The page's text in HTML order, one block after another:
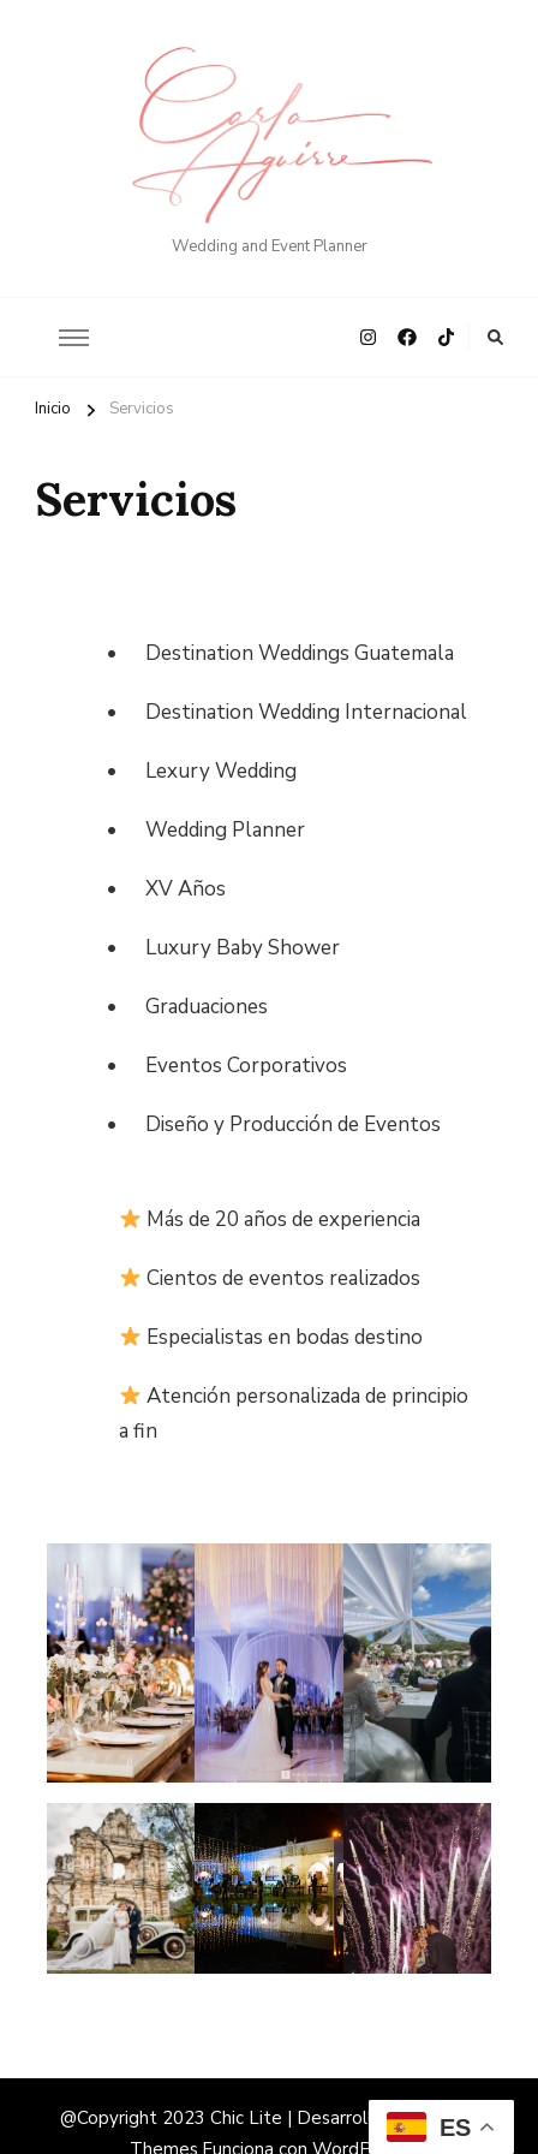
Wedding and Event Planner
Inicio Servicios
Servicios
• Destination Weddings Guatemala
• Destination Wedding Internacional
• Lexury Wedding
• Wedding Planner
• XV Años
• Luxury Baby Shower
• Graduaciones
• Eventos Corporativos
• Diseño y Producción de Eventos
Más de 20 años de experiencia
Cientos de eventos realizados
Especialistas en bodas destino
Atención personalizada de principio
a fin
@Copyright 2023 Chic Lite | Desarrollado por Rara
Themes .Funciona con WordPress.
ES